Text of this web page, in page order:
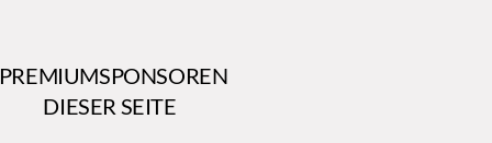
PREMIUMSPONSOREN
DIESER SEITE